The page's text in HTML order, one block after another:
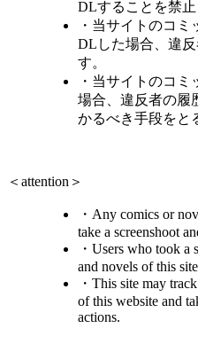
DLすることを禁止
・当サイトのコミ
DLした場合、違
す。
・当サイトのコ
場合、違反者の履
かるべき手段をと
＜attention＞
・Any comics or
take a screenshoot
・Users who took a
and novels of this
・This site may
of this website and
actions.